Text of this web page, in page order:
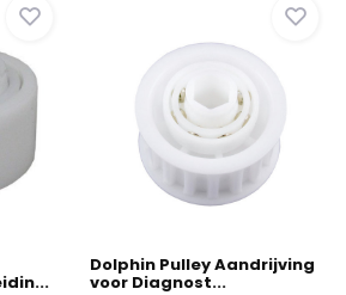
Dolphin Pulley Aandrijving
voor Diagnost...